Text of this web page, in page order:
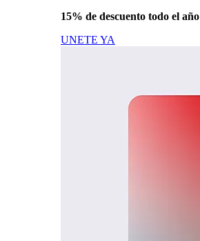
15% de descuento todo el año
UNETE YA